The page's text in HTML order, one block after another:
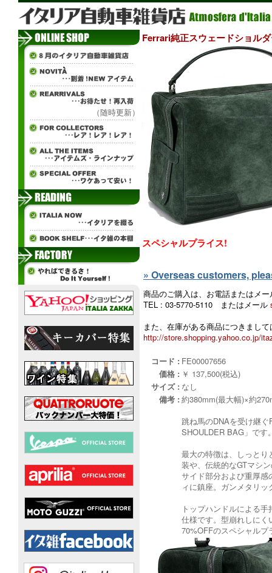
（随時更新）
Ferrari純正スウェードショル
スペシャルプライス!
» Overseas customers,
商品のご購入は、お電話またはメ
TEL : 03-5770-5110 またはメール
また、在庫がある商品につきまし
http://store.shopping.yahoo.co.jp/
コード : FE00007656
価格 : ￥ 137,500(税込)
サイズ : なし
備考 : 約380mm(最大幅)×約
跳ね馬のDNAを受け継
SHOULDER BAG」です
最大の特徴は、しっと
装や、伝統的なGTマシ
サイド部分および重厚
ィに鎮座。ガンメタリ
トップハンドルによる
仕様です。型崩れしに
70%OFFのスペシャルプ